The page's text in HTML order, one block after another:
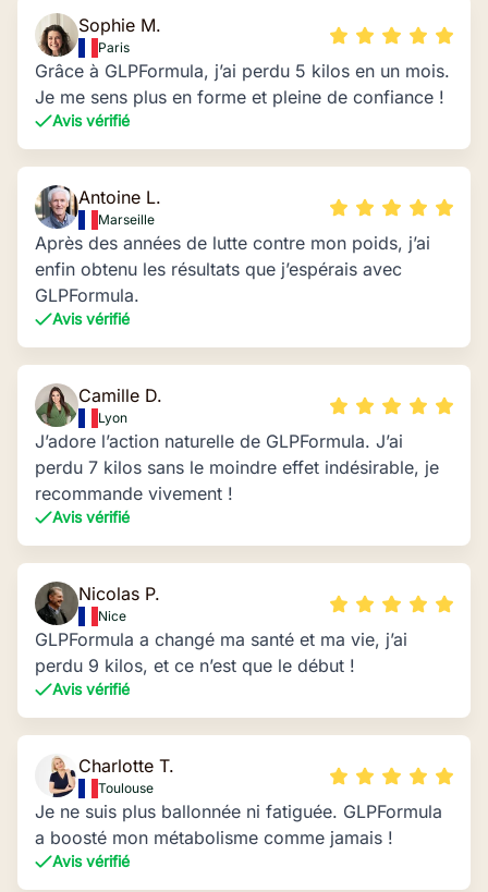
Sophie M.
Paris
Grâce à GLPFormula, j’ai perdu 5 kilos en un mois.
Je me sens plus en forme et pleine de confiance !
Avis vérifié
Antoine L.
Marseille
Après des années de lutte contre mon poids, j’ai
enfin obtenu les résultats que j’espérais avec
GLPFormula.
Avis vérifié
Camille D.
Lyon
J’adore l’action naturelle de GLPFormula. J’ai
perdu 7 kilos sans le moindre effet indésirable, je
recommande vivement !
Avis vérifié
Nicolas P.
Nice
GLPFormula a changé ma santé et ma vie, j’ai
perdu 9 kilos, et ce n’est que le début !
Avis vérifié
Charlotte T.
Toulouse
Je ne suis plus ballonnée ni fatiguée. GLPFormula
a boosté mon métabolisme comme jamais !
Avis vérifié